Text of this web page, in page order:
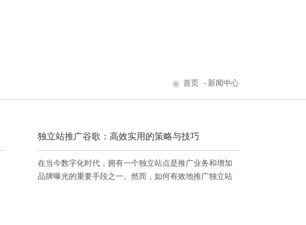
首页 - 新闻中心
独立站推广谷歌：高效实用的策略与技巧
在当今数字化时代，拥有一个独立站点是推广业务和增加
品牌曝光的重要手段之一。然而，如何有效地推广独立站